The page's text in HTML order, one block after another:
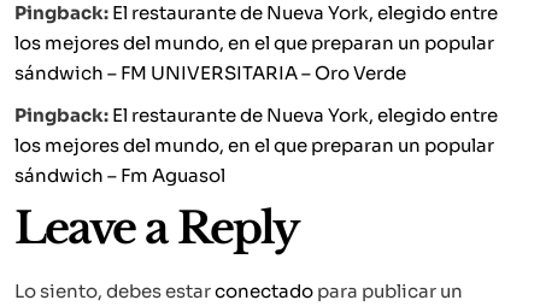
Pingback: El restaurante de Nueva York, elegido entre
los mejores del mundo, en el que preparan un popular
sándwich​ – FM UNIVERSITARIA – Oro Verde
Pingback: El restaurante de Nueva York, elegido entre
los mejores del mundo, en el que preparan un popular
sándwich​ – Fm Aguasol
Leave a Reply
Lo siento, debes estarconectado para publicar un